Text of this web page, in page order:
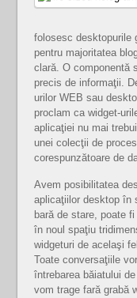
folosesc desktopurile
pentru majoritatea
clară. O componentă
precis de informaţii.
urilor WEB sau
proclam ca widget-
aplicaţiei nu mai
unei colecţii de
corespunzătoare de
Avem posibilitatea
aplicaţiilor desktop în
bară de stare, poate
în noul spaţiu
widgeturi de acelaşi
Toate conversaţiile
întrebarea băiatului
vom trage fară grabă